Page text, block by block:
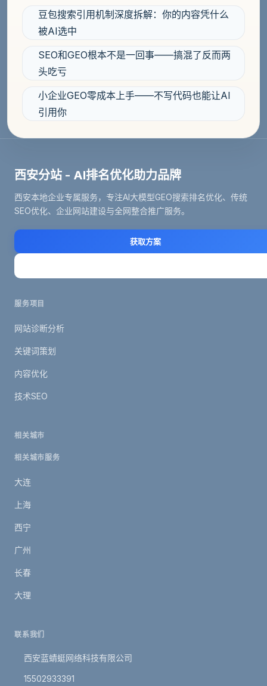
豆包搜索引用机制深度拆解：你的内容凭什么
被AI选中
SEO和GEO根本不是一回事——搞混了反而两
头吃亏
小企业GEO零成本上手——不写代码也能让AI
引用你
西安分站 - AI排名优化助力品牌
西安本地企业专属服务，专注AI大模型GEO搜索排名优化、传统
SEO优化、企业网站建设与全网整合推广服务。
获取方案
服务项目
网站诊断分析
关键词策划
内容优化
技术SEO
相关城市
相关城市服务
大连
上海
西宁
广州
长春
大理
联系我们
西安蓝蜻蜓网络科技有限公司
15502933391